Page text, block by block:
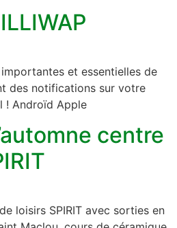
et essentielles de
des notifications sur votre
! Androïd Apple
centre
loisirs SPIRIT avec sorties en